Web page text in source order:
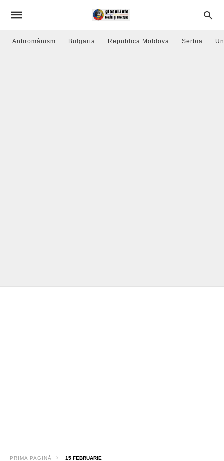
Antiromânism Bulgaria Republica Moldova Serbia
PRIMA PAGINĂ 15 FEBRUARIE